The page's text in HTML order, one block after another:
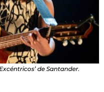
de Santander.